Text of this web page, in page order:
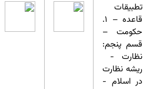
تطبیقات
قاعده – ۱.
حکومت –
قسم پنجم:
نظارت -
ریشه نظارت
در اسلام -